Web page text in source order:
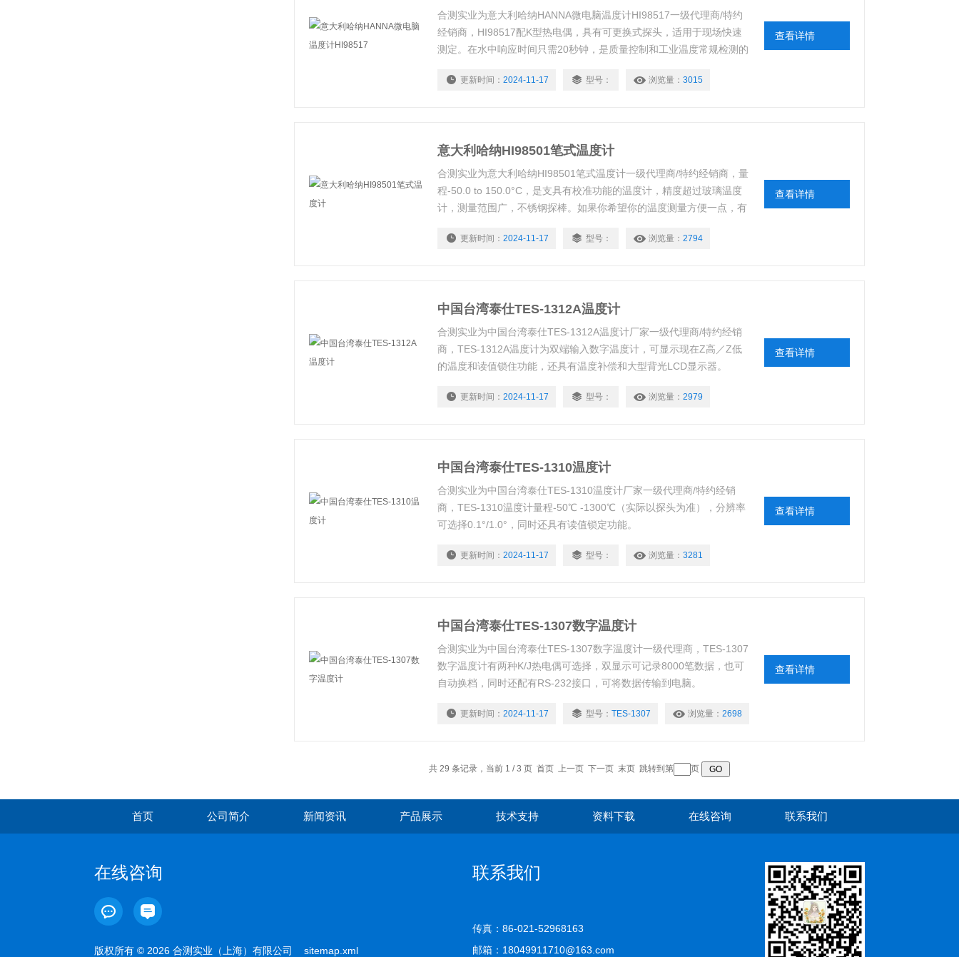
合测实业为意大利哈纳HANNA微电脑温度计HI98517一级代理商/特约
经销商，HI98517配K型热电偶，具有可更换式探头，适用于现场快速
测定。在水中响应时间只需20秒钟，是质量控制和工业温度常规检测的
更新时间： 2024-11-17 型号： 浏览量： 3015
查看详情
意大利哈纳HI98501笔式温度计
合测实业为意大利哈纳HI98501笔式温度计一级代理商/特约经销商，量
程-50.0 to 150.0°C，是支具有校准功能的温度计，精度超过玻璃温度
计，测量范围广，不锈钢探棒。如果你希望你的温度测量方便一点，有
计破裂冻结。
更新时间： 2024-11-17 型号： 浏览量： 2794
查看详情
中国台湾泰仕TES-1312A温度计
合测实业为中国台湾泰仕TES-1312A温度计厂家一级代理商/特约经销
商，TES-1312A温度计为双端输入数字温度计，可显示现在Z高／Z低
的温度和读值锁住功能，还具有温度补偿和大型背光LCD显示器。
更新时间： 2024-11-17 型号： 浏览量： 2979
查看详情
中国台湾泰仕TES-1310温度计
合测实业为中国台湾泰仕TES-1310温度计厂家一级代理商/特约经销
商，TES-1310温度计量程-50℃ -1300℃（实际以探头为准），分辨率
可选择0.1°/1.0°，同时还具有读值锁定功能。
更新时间： 2024-11-17 型号： 浏览量： 3281
查看详情
中国台湾泰仕TES-1307数字温度计
合测实业为中国台湾泰仕TES-1307数字温度计一级代理商，TES-1307
数字温度计有两种K/J热电偶可选择，双显示可记录8000笔数据，也可
自动换档，同时还配有RS-232接口，可将数据传输到电脑。
更新时间： 2024-11-17 型号： TES-1307 浏览量： 2698
查看详情
共 29 条记录，当前 1 / 3 页 首页 上一页 下一页 末页 跳转到第 页
首页 公司简介 新闻资讯 产品展示 技术支持 资料下载 在线咨询 联系我们
在线咨询
版权所有 © 2026 合测实业（上海）有限公司 sitemap.xml
联系我们
传真：86-021-52968163
邮箱：18049911710@163.com